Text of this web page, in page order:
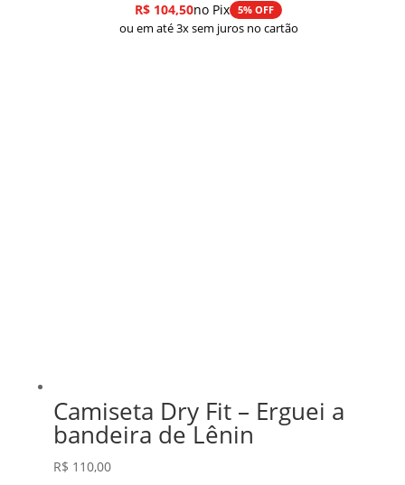
R$ 104,50no Pix 5% OFF
ou em até 3x sem juros no cartão
Camiseta Dry Fit – Erguei a
bandeira de Lênin
R$ 110,00